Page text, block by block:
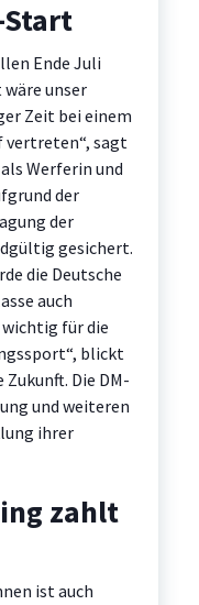
Start
Ende Juli
unser
Zeit bei einem
vertreten“, sagt
Werferin und
der
der
gesichert.
die Deutsche
auch
für die
blickt
Die DM-
und weiteren
ihrer
zahlt
ist auch